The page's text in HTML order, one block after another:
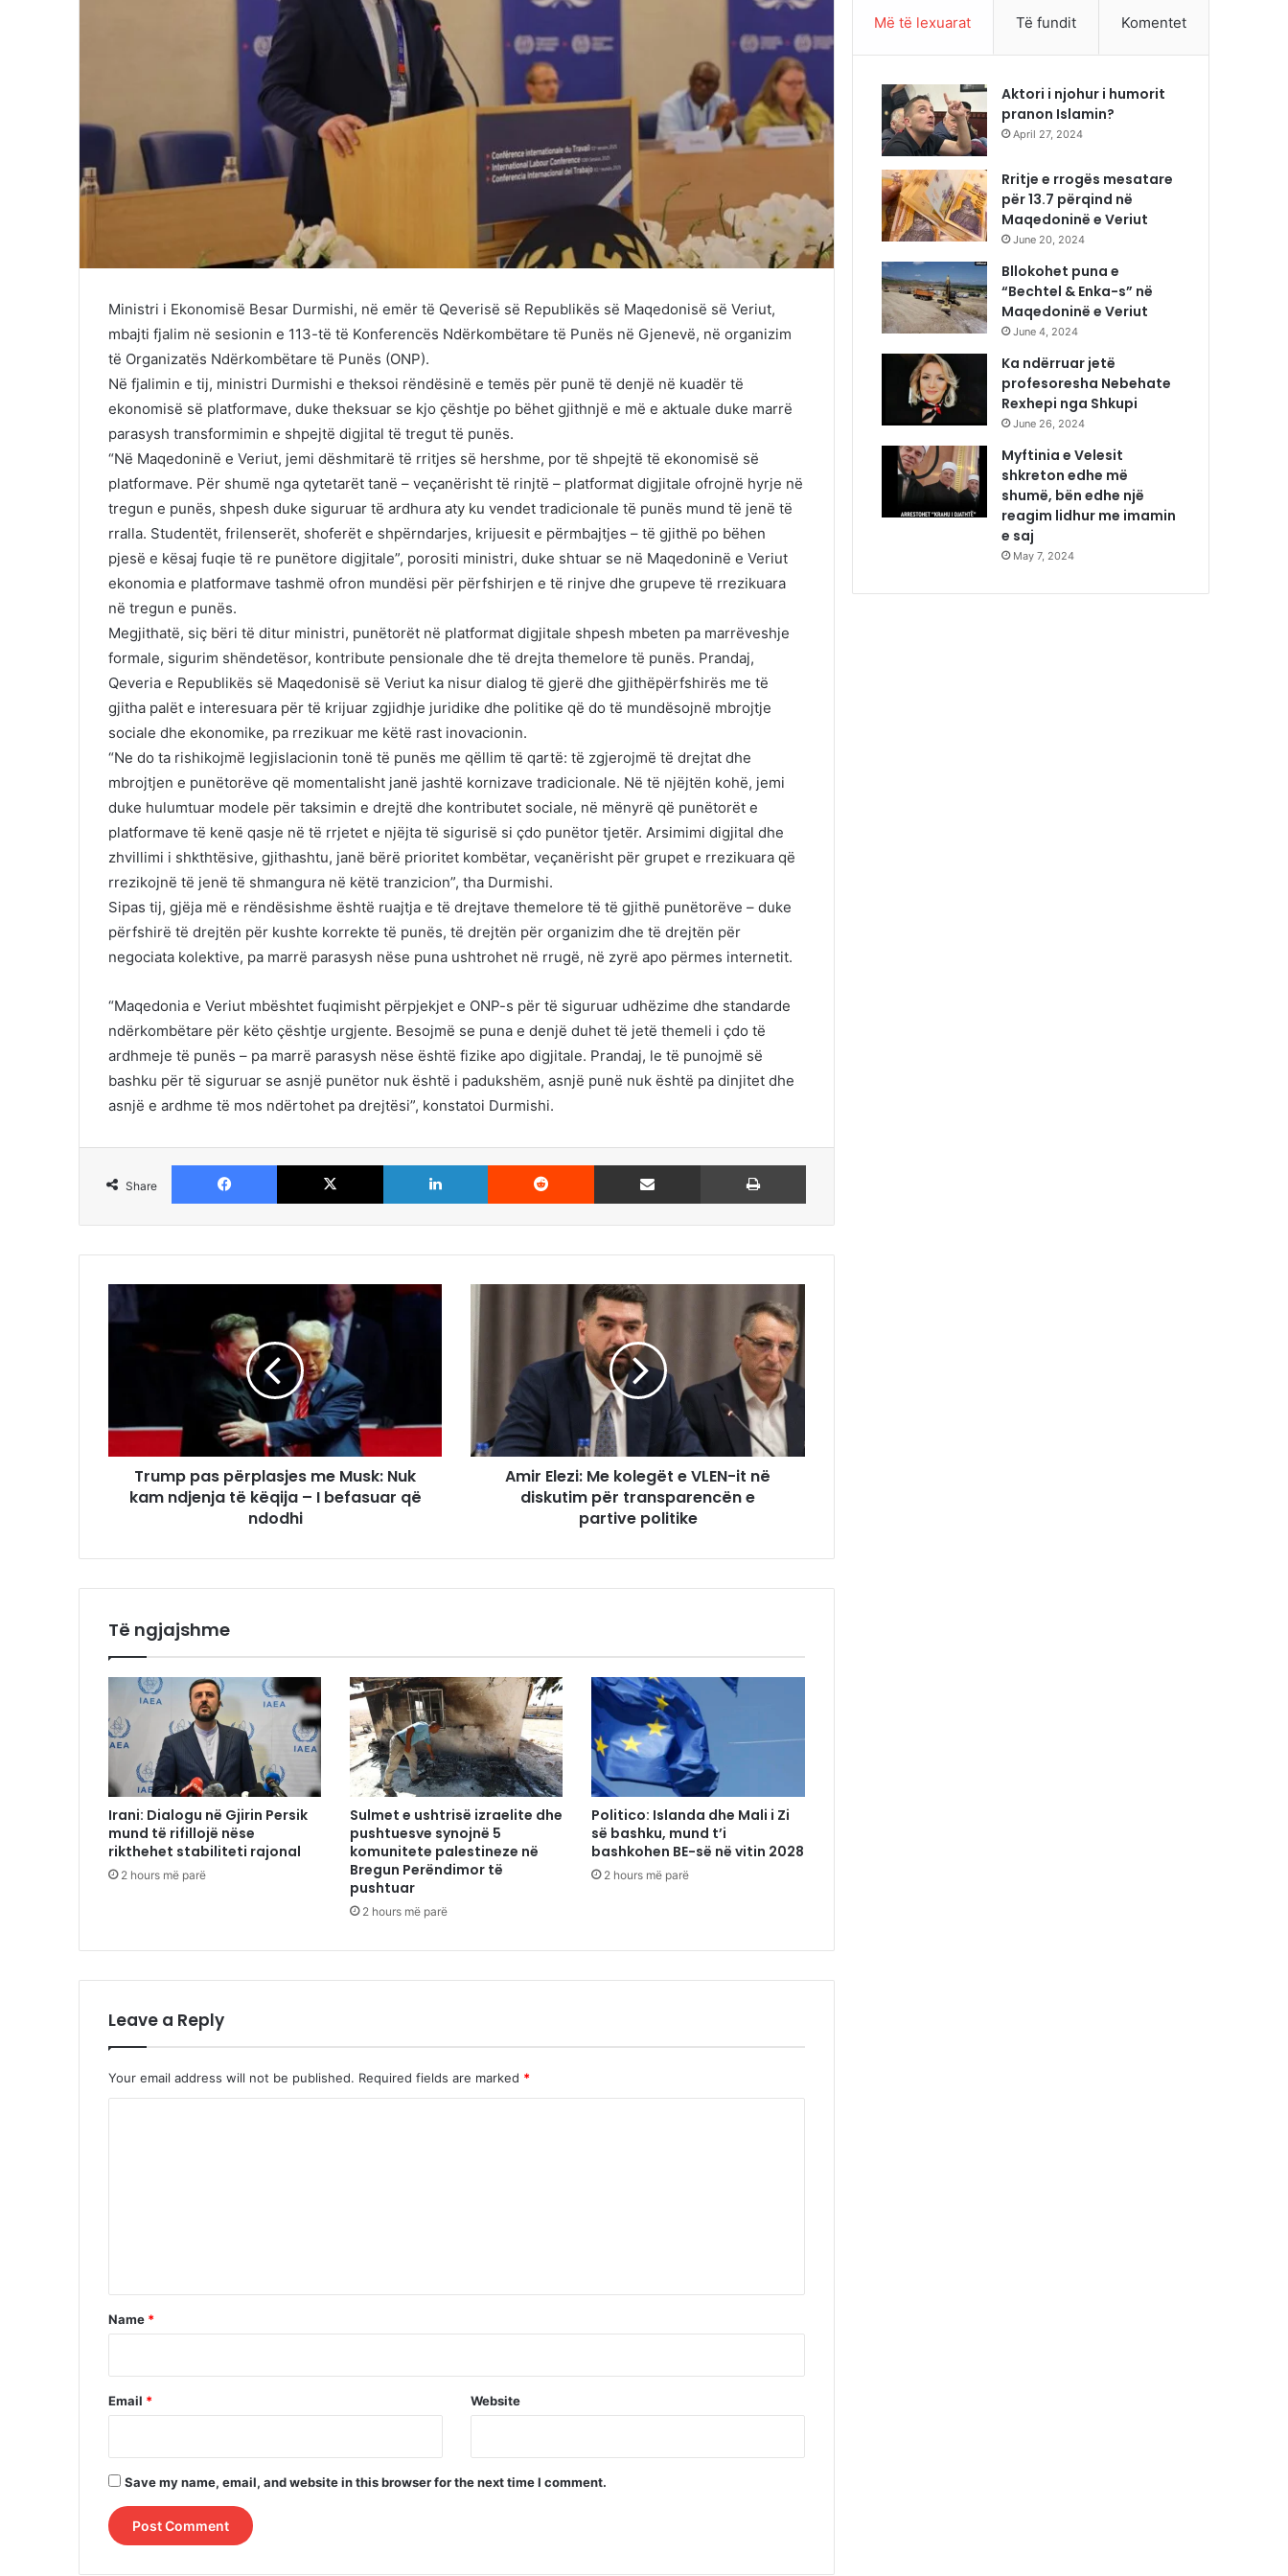
Ministri i Ekonomisë Besar Durmishi, në emër të Qeverisë së Republikës së Maqedonisë së Veriut,
mbajti fjalim në sesionin e 113-të të Konferencës Ndërkombëtare të Punës në Gjenevë, në organizim
të Organizatës Ndërkombëtare të Punës (ONP).
Në fjalimin e tij, ministri Durmishi e theksoi rëndësinë e temës për punë të denjë në kuadër të
ekonomisë së platformave, duke theksuar se kjo çështje po bëhet gjithnjë e më e aktuale duke marrë
parasysh transformimin e shpejtë digjital të tregut të punës.
“Në Maqedoninë e Veriut, jemi dëshmitarë të rritjes së hershme, por të shpejtë të ekonomisë së
platformave. Për shumë nga qytetarët tanë – veçanërisht të rinjtë – platformat digjitale ofrojnë hyrje në
tregun e punës, shpesh duke siguruar të ardhura aty ku vendet tradicionale të punës mund të jenë të
rralla. Studentët, frilenserët, shoferët e shpërndarjes, krijuesit e përmbajtjes – të gjithë po bëhen
pjesë e kësaj fuqie të re punëtore digjitale”, porositi ministri, duke shtuar se në Maqedoninë e Veriut
ekonomia e platformave tashmë ofron mundësi për përfshirjen e të rinjve dhe grupeve të rrezikuara
në tregun e punës.
Megjithatë, siç bëri të ditur ministri, punëtorët në platformat digjitale shpesh mbeten pa marrëveshje
formale, sigurim shëndetësor, kontribute pensionale dhe të drejta themelore të punës. Prandaj,
Qeveria e Republikës së Maqedonisë së Veriut ka nisur dialog të gjerë dhe gjithëpërfshirës me të
gjitha palët e interesuara për të krijuar zgjidhje juridike dhe politike që do të mundësojnë mbrojtje
sociale dhe ekonomike, pa rrezikuar me këtë rast inovacionin.
“Ne do ta rishikojmë legjislacionin tonë të punës me qëllim të qartë: të zgjerojmë të drejtat dhe
mbrojtjen e punëtorëve që momentalisht janë jashtë kornizave tradicionale. Në të njëjtën kohë, jemi
duke hulumtuar modele për taksimin e drejtë dhe kontributet sociale, në mënyrë që punëtorët e
platformave të kenë qasje në të rrjetet e njëjta të sigurisë si çdo punëtor tjetër. Arsimimi digjital dhe
zhvillimi i shkthtësive, gjithashtu, janë bërë prioritet kombëtar, veçanërisht për grupet e rrezikuara që
rrezikojnë të jenë të shmangura në këtë tranzicion”, tha Durmishi.
Sipas tij, gjëja më e rëndësishme është ruajtja e të drejtave themelore të të gjithë punëtorëve – duke
përfshirë të drejtën për kushte korrekte të punës, të drejtën për organizim dhe të drejtën për
negociata kolektive, pa marrë parasysh nëse puna ushtrohet në rrugë, në zyrë apo përmes internetit.
“Maqedonia e Veriut mbështet fuqimisht përpjekjet e ONP-s për të siguruar udhëzime dhe standarde
ndërkombëtare për këto çështje urgjente. Besojmë se puna e denjë duhet të jetë themeli i çdo të
ardhmeje të punës – pa marrë parasysh nëse është fizike apo digjitale. Prandaj, le të punojmë së
bashku për të siguruar se asnjë punëtor nuk është i padukshëm, asnjë punë nuk është pa dinjitet dhe
asnjë e ardhme të mos ndërtohet pa drejtësi”, konstatoi Durmishi.
Share
Facebook X LinkedIn Reddit Share via Email
Trump pas përplasjes me Musk: Nuk
kam ndjenja të këqija – I befasuar që
ndodhi
Amir Elezi: Me kolegët e VLEN-it në
diskutim për transparencën e
partive politike
Të ngjajshme
Irani: Dialogu në Gjirin Persik
mund të rifillojë nëse
rikthehet stabiliteti rajonal
2 hours më parë
Sulmet e ushtrisë izraelite dhe
pushtuesve synojnë 5
komunitete palestineze në
Bregun Perëndimor të
pushtuar
2 hours më parë
Politico: Islanda dhe Mali i Zi
së bashku, mund t’i
bashkohen BE-së në vitin 2028
2 hours më parë
Leave a Reply
Your email address will not be published. Required fields are marked *
*
Name *
Email * Website
Save my name, email, and website in this browser for the next time I comment.
Më të lexuarat Të fundit Komentet
Aktori i njohur i humorit
pranon Islamin?
April 27, 2024
Rritje e rrogës mesatare
për 13.7 përqind në
Maqedoninë e Veriut
June 20, 2024
Bllokohet puna e
“Bechtel & Enka-s” në
Maqedoninë e Veriut
June 4, 2024
Ka ndërruar jetë
profesoresha Nebehate
Rexhepi nga Shkupi
June 26, 2024
Myftinia e Velesit
shkreton edhe më
shumë, bën edhe një
reagim lidhur me imamin
e saj
May 7, 2024